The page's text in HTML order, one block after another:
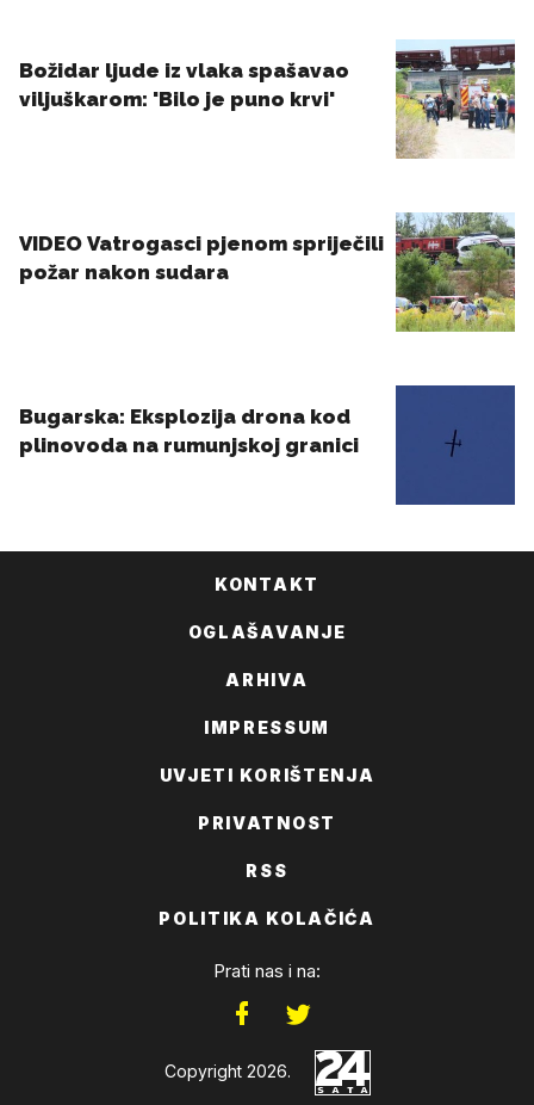
KONTAKT
OGLAŠAVANJE
ARHIVA
IMPRESSUM
UVJETI KORIŠTENJA
PRIVATNOST
RSS
POLITIKA KOLAČIĆA
Prati nas i na:
Copyright 2026.